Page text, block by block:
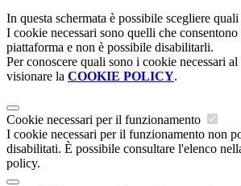
In questa schermata è possibile scegliere
I cookie necessari sono quelli che
piattaforma e non è possibile disabilitarli.
Per conoscere quali sono i cookie necessari
visionare la COOKIE POLICY.
Cookie necessari per il funzionamento
I cookie necessari per il funzionamento non
disabilitati. È possibile consultare l'elenco
policy.